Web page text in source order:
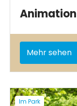
Mehr sehen
Im Park